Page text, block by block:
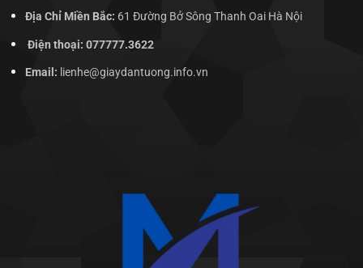
Địa Chỉ Miền Bắc: 61 Đường Bở Sông Thanh Oai Hà Nội
Điện thoại: 077777.3622
Email: lienhe@giaydantuong.info.vn